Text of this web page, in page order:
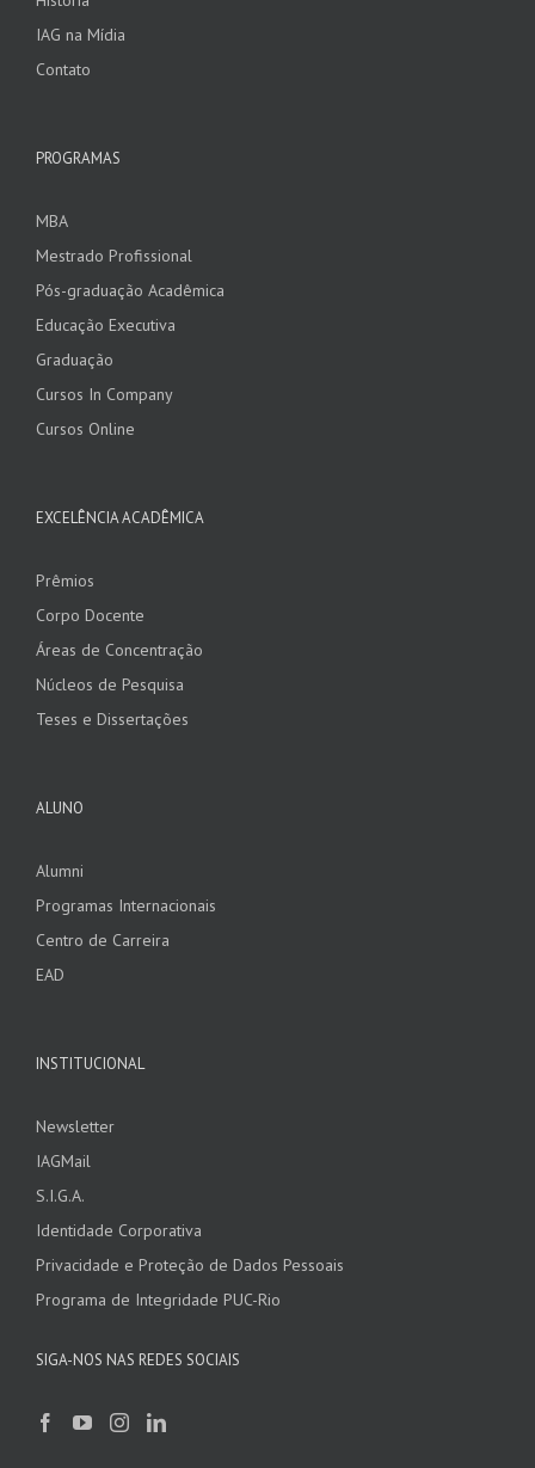
IAG na Mídia
Contato
PROGRAMAS
MBA
Mestrado Profissional
Pós-graduação Acadêmica
Educação Executiva
Graduação
Cursos In Company
Cursos Online
EXCELÊNCIA ACADÊMICA
Prêmios
Corpo Docente
Áreas de Concentração
Núcleos de Pesquisa
Teses e Dissertações
ALUNO
Alumni
Programas Internacionais
Centro de Carreira
EAD
INSTITUCIONAL
Newsletter
IAGMail
S.I.G.A.
Identidade Corporativa
Privacidade e Proteção de Dados Pessoais
Programa de Integridade PUC-Rio
SIGA-NOS NAS REDES SOCIAIS